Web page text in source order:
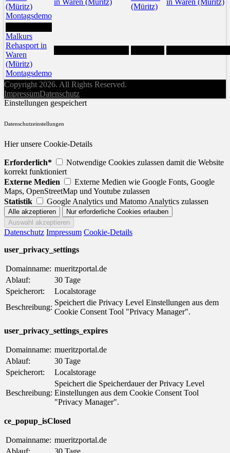
(Müritz)
Montagsdemo
in Waren (Müritz)
(Müritz)
in Waren (Müritz)
Malkurs
Rehasport in
Waren
(Müritz)
Montagsdemo
Copyright 2026. All Rights Reserved.
ImpressumDatenschutz
Einstellungen gespeichert
Datenschutzeinstellungen
Hier unsere Cookie-Details
Erforderlich*
Notwendige Cookies zulassen damit die Website
korrekt funktioniert
Externe Medien
Externe Medien wie Google Fonts, Google
Maps, OpenStreetMap und Youtube zulassen
Statistik
Google Analytics und Matomo Analytics zulassen
Datenschutz Impressum Cookie-Details
user_privacy_settings
Domainname: mueritzportal.de
Ablauf:
30 Tage
Speicherort:
Localstorage
Beschreibung:
Speichert die Privacy Level Einstellungen aus dem
Cookie Consent Tool "Privacy Manager".
user_privacy_settings_expires
Domainname: mueritzportal.de
Ablauf:
30 Tage
Speicherort:
Localstorage
Beschreibung:
Speichert die Speicherdauer der Privacy Level
Einstellungen aus dem Cookie Consent Tool
"Privacy Manager".
ce_popup_isClosed
Domainname: mueritzportal.de
Ablauf:
30 Tage